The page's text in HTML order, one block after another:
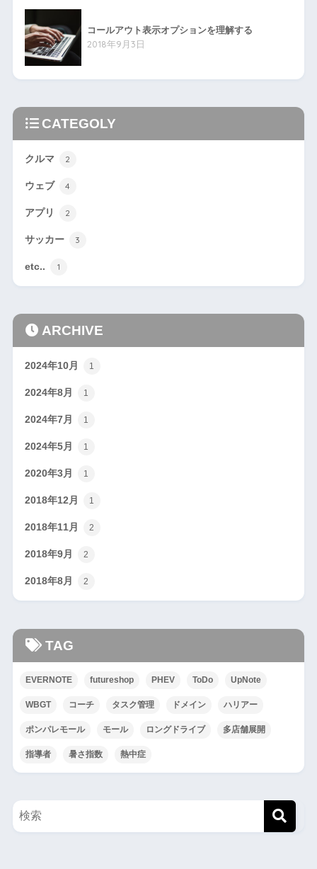
コールアウト表示オプションを理解する
2018年9月3日
CATEGOLY
クルマ 2
ウェブ 4
アプリ 2
サッカー 3
etc.. 1
ARCHIVE
2024年10月 1
2024年8月 1
2024年7月 1
2024年5月 1
2020年3月 1
2018年12月 1
2018年11月 2
2018年9月 2
2018年8月 2
TAG
EVERNOTE futureshop PHEV ToDo UpNote
WBGT コーチ タスク管理 ドメイン ハリアー
ポンパレモール モール ロングドライブ 多店舗展開
指導者 暑さ指数 熱中症